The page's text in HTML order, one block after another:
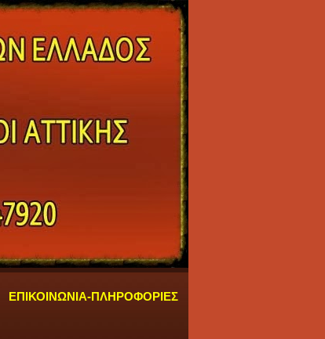
ΕΠΙΚΟΙΝΩΝΙΑ-ΠΛΗΡΟΦΟΡΙΕΣ